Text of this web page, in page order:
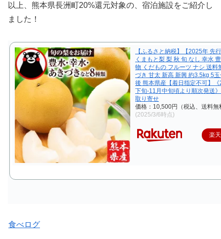
以上、熊本県長洲町20%還元対象の、宿泊施設をご紹介し
ました！
【ふるさと納税】【2025年 先
くまもと梨 梨 秋 旬 なし 幸水
物 くだもの フルーツ ナシ 送料
づき 甘太 新高 新興 約3.5kg 5
後 熊本県産【着日指定不可】
下旬‐11月中旬頃より順次発送
取り寄せ
価格：10,500円（税込、送料無
(2025/3/6時点)
楽
食べログ